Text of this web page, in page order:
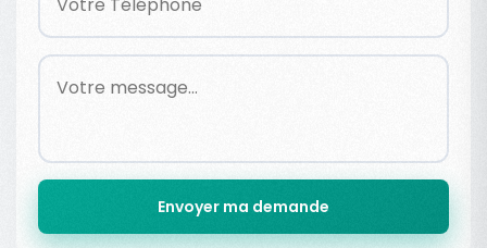
Envoyer ma demande